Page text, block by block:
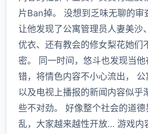
片Ban掉。 没想到乏味无聊的审
让他发现了公寓管理员人妻美沙
优衣、还有教会的修女梨花她们
密。 同一时间，悠斗也发现当
错，将情色内容不小心流出， 公
以及电视上播报的新闻内容似乎
些不对劲。 好像整个社会的道
乱，大家越来越性开放… 游戏内